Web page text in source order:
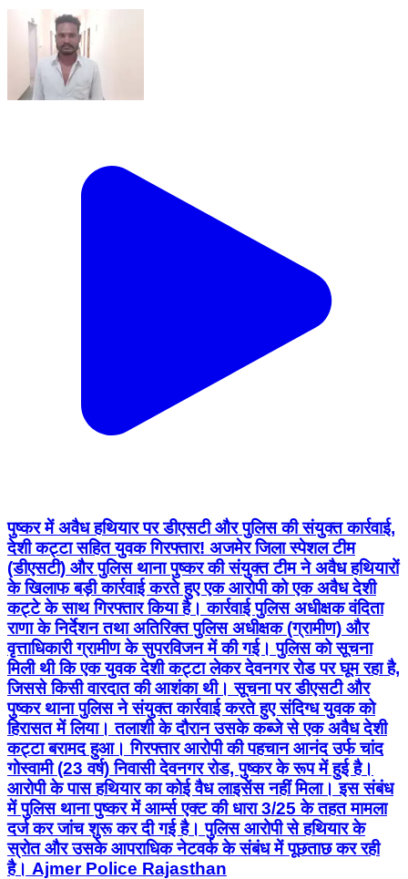
पुष्कर में अवैध हथियार पर डीएसटी और पुलिस की संयुक्त कार्रवाई,
देशी कट्टा सहित युवक गिरफ्तार! अजमेर जिला स्पेशल टीम
(डीएसटी) और पुलिस थाना पुष्कर की संयुक्त टीम ने अवैध हथियारों
के खिलाफ बड़ी कार्रवाई करते हुए एक आरोपी को एक अवैध देशी
कट्टे के साथ गिरफ्तार किया है। कार्रवाई पुलिस अधीक्षक वंदिता
राणा के निर्देशन तथा अतिरिक्त पुलिस अधीक्षक (ग्रामीण) और
वृत्ताधिकारी ग्रामीण के सुपरविजन में की गई। पुलिस को सूचना
मिली थी कि एक युवक देशी कट्टा लेकर देवनगर रोड पर घूम रहा है,
जिससे किसी वारदात की आशंका थी। सूचना पर डीएसटी और
पुष्कर थाना पुलिस ने संयुक्त कार्रवाई करते हुए संदिग्ध युवक को
हिरासत में लिया। तलाशी के दौरान उसके कब्जे से एक अवैध देशी
कट्टा बरामद हुआ। गिरफ्तार आरोपी की पहचान आनंद उर्फ चांद
गोस्वामी (23 वर्ष) निवासी देवनगर रोड, पुष्कर के रूप में हुई है।
आरोपी के पास हथियार का कोई वैध लाइसेंस नहीं मिला। इस संबंध
में पुलिस थाना पुष्कर में आर्म्स एक्ट की धारा 3/25 के तहत मामला
दर्ज कर जांच शुरू कर दी गई है। पुलिस आरोपी से हथियार के
स्रोत और उसके आपराधिक नेटवर्क के संबंध में पूछताछ कर रही
है। Ajmer Police Rajasthan